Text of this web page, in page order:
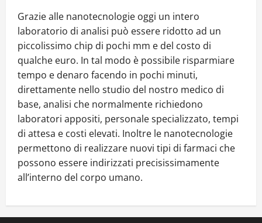
Grazie alle nanotecnologie oggi un intero
laboratorio di analisi può essere ridotto ad un
piccolissimo chip di pochi mm e del costo di
qualche euro. In tal modo è possibile risparmiare
tempo e denaro facendo in pochi minuti,
direttamente nello studio del nostro medico di
base, analisi che normalmente richiedono
laboratori appositi, personale specializzato, tempi
di attesa e costi elevati. Inoltre le nanotecnologie
permettono di realizzare nuovi tipi di farmaci che
possono essere indirizzati precisissimamente
all’interno del corpo umano.